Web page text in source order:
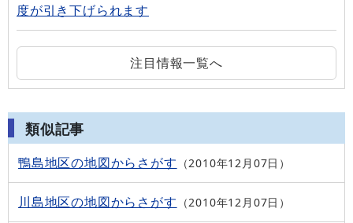
度が引き下げられます
注目情報一覧へ
類似記事
鴨島地区の地図からさがす 2010年12月07日
川島地区の地図からさがす 2010年12月07日